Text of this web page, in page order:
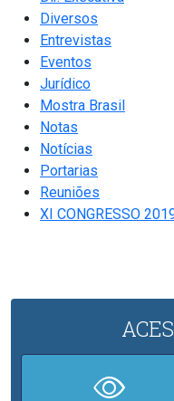
Diversos
Entrevistas
Eventos
Jurídico
Mostra Brasil
Notas
Notícias
Portarias
Reuniões
XI CONGRESSO